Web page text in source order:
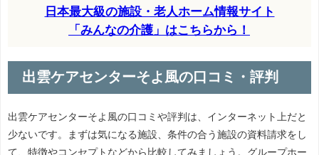
日本最大級の施設・老人ホーム情報サイト
「みんなの介護」はこちらから！
出雲ケアセンターそよ風の口コミ・評判
出雲ケアセンターそよ風の口コミや評判は、インターネット上だと
少ないです。まずは気になる施設、条件の合う施設の資料請求をし
て、特徴やコンセプトなどから比較してみましょう。グループホー